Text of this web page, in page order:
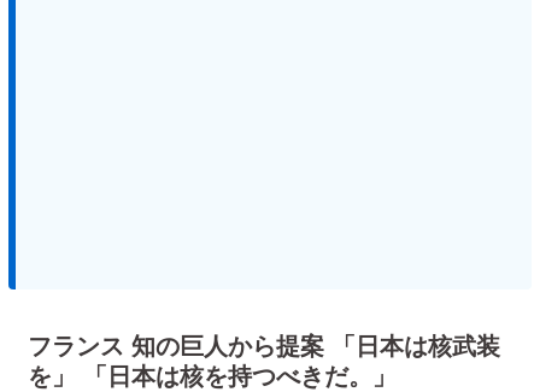
フランス 知の巨人から提案 「日本は核武装
を」 「日本は核を持つべきだ。」